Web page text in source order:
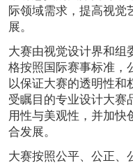
际领域需求，提高视觉
展。
大赛由视觉设计界和组
格按照国际赛事标准，
以保证大赛的透明性和
受瞩目的专业设计大赛
用性与美观性，并加快
合发展。
大赛按照公平、公正、